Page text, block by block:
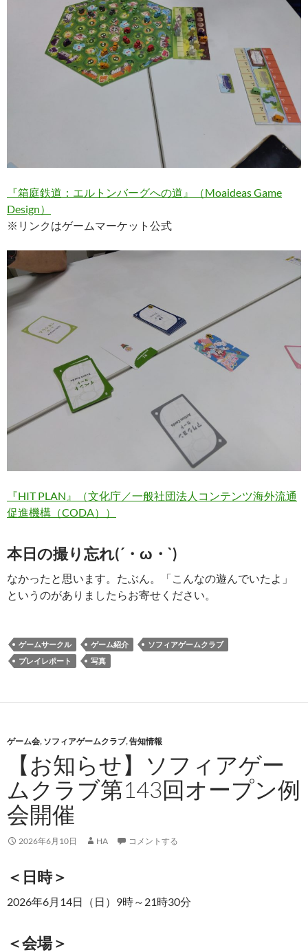
『箱庭鉄道：エルトンバーグへの道』（Moaideas Game
Design）
※リンクはゲームマーケット公式
『HIT PLAN』（文化庁／一般社団法人コンテンツ海外流通
促進機構（CODA））
本日の撮り忘れ(´・ω・`)
なかったと思います。たぶん。「こんなの遊んでいたよ」
というのがありましたらお寄せください。
ゲームサークル ゲーム紹介
ソフィアゲームクラブ
プレイレポート
写真
ゲーム会, ソフィアゲームクラブ,告知情報
【お知らせ】ソフィアゲー
ムクラブ第143回オープン例
会開催
2026年6月10日 HA コメントする
＜日時＞
2026年6月14日（日）9時～21時30分
＜会場＞